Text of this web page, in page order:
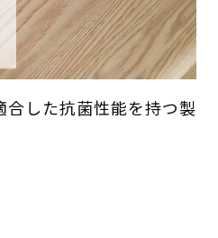
合した抗菌性能を持つ製